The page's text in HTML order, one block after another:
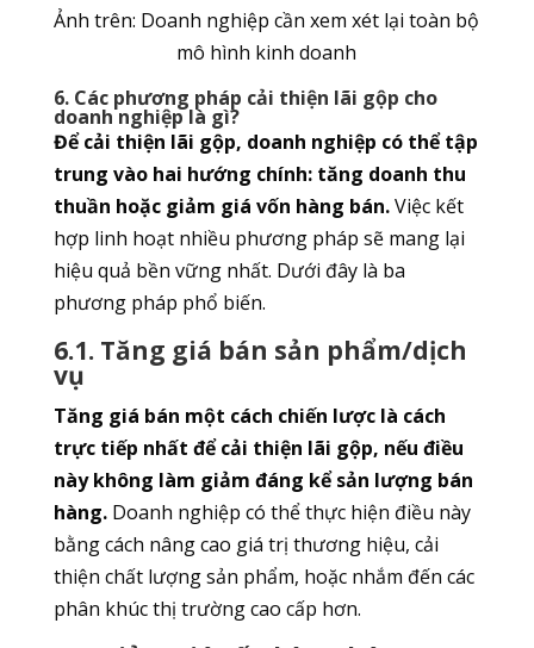
Ảnh trên: Doanh nghiệp cần xem xét lại toàn bộ
mô hình kinh doanh
6. Các phương pháp cải thiện lãi gộp cho
doanh nghiệp là gì?
Để cải thiện lãi gộp, doanh nghiệp có thể tập
trung vào hai hướng chính: tăng doanh thu
thuần hoặc giảm giá vốn hàng bán.Việc kết
hợp linh hoạt nhiều phương pháp sẽ mang lại
hiệu quả bền vững nhất. Dưới đây là ba
phương pháp phổ biến.
6.1. Tăng giá bán sản phẩm/dịch
vụ
Tăng giá bán một cách chiến lược là cách
trực tiếp nhất để cải thiện lãi gộp, nếu điều
này không làm giảm đáng kể sản lượng bán
hàng.Doanh nghiệp có thể thực hiện điều này
bằng cách nâng cao giá trị thương hiệu, cải
thiện chất lượng sản phẩm, hoặc nhắm đến các
phân khúc thị trường cao cấp hơn.